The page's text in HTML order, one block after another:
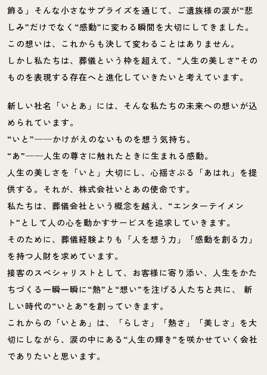
飾る」そんな小さなサプライズを通じて、ご遺族様の涙が“悲
しみ”だけでなく“感動”に変わる瞬間を大切にしてきました。
この想いは、これからも決して変わることはありません。
しかし私たちは、葬儀という枠を超えて、“人生の美しさ”その
ものを表現する存在へと進化していきたいと考えています。
新しい社名「いとあ」には、そんな私たちの未来への想いが込
められています。
“いと”──かけがえのないものを想う気持ち。
“あ”──人生の尊さに触れたときに生まれる感動。
人生の美しさを「いと」大切にし、心揺さぶる「あはれ」を提
供する。それが、株式会社いとあの使命です。
私たちは、葬儀会社という概念を越え、“エンターテイメン
ト”として人の心を動かすサービスを追求していきます。
そのために、葬儀経験よりも「人を想う力」「感動を創る力」
を持つ人財を求めています。
接客のスペシャリストとして、お客様に寄り添い、人生をかた
ちづくる一瞬一瞬に“熱”と“想い”を注げる人たちと共に、
新
しい時代の“いとあ”を創っていきます。
これからの「いとあ」は、「らしさ」「熱さ」「美しさ」を大
切にしながら、涙の中にある“人生の輝き”を咲かせていく会社
でありたいと思います。